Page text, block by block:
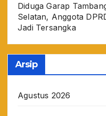
Diduga Garap
Selatan, Anggota
Jadi Tersangka
Arsip
Agustus 2026